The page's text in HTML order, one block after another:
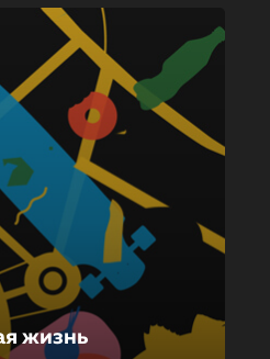
жизнь